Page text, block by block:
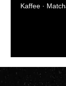
Kaffee ·